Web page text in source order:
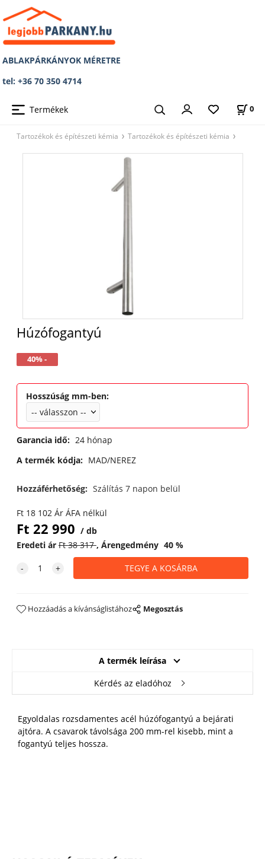
ABLAKPÁRKÁNYOK MÉRETRE
tel: +36 70 350 4714
Termékek 0
Tartozékok és építészeti kémia Tartozékok és építészeti kémia
Húzófogantyú
40% -
Hosszúság mm-ben:
Garancia idő: 24 hónap
A termék kódja: MAD/NEREZ
Hozzáférhetőség: Szálítás 7 napon belül
Ft 18 102 Ár ÁFA nélkül
Ft 22 990
db
Eredeti ár Ft38 317 Árengedmény 40%
Hozzáadás a kívánságlistához Megosztás
A termék leírása
Kérdés az eladóhoz
Egyoldalas rozsdamentes acél húzófogantyú a bejárati
ajtóra. A csavarok távolsága 200 mm-rel kisebb, mint a
fogantyú teljes hossza.